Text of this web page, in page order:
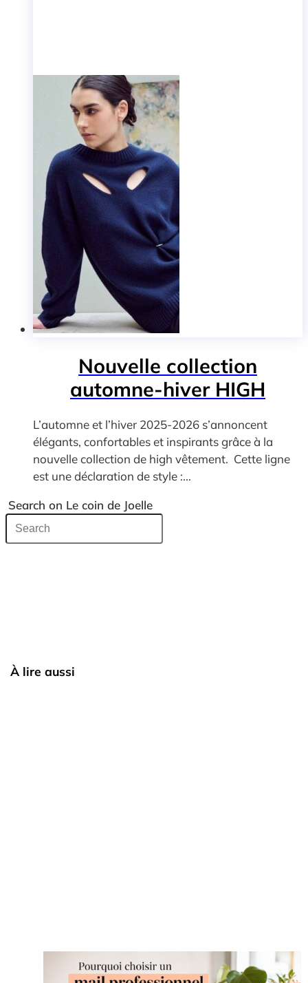
Nouvelle collection
automne-hiver HIGH
L’automne et l’hiver 2025-2026 s’annoncent
élégants, confortables et inspirants grâce à la
nouvelle collection de high vêtement. Cette ligne
est une déclaration de style :...
Search on Le coin de Joelle
À lire aussi